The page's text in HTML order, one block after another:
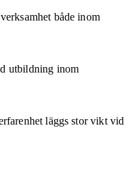
både inom
utbildning inom
läggs stor vikt vid